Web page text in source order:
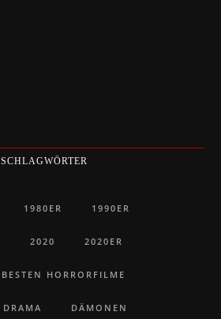
SCHLAGWÖRTER
1980ER 1990ER
2020 2020ER
BESTEN HORRORFILME
DRAMA DÄMONEN